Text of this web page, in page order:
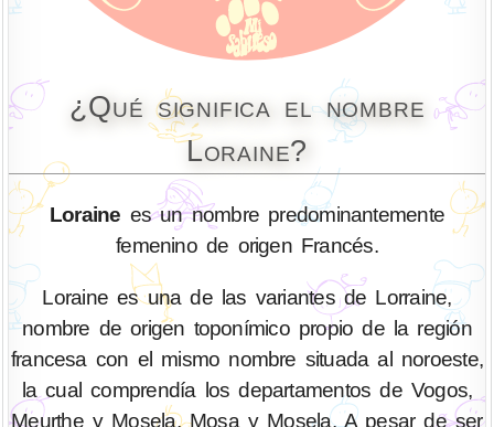
¿Qué significa el nombre
Loraine?
Loraine es un nombre predominantemente
femenino de origen Francés.
Loraine es una de las variantes de Lorraine,
nombre de origen toponímico propio de la región
francesa con el mismo nombre situada al noroeste,
la cual comprendía los departamentos de Vogos,
Meurthe y Mosela, Mosa y Mosela. A pesar de ser